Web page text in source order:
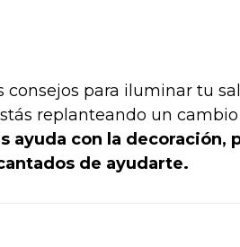
consejos para iluminar tu
replanteando un
ayuda con la decoración,
de ayudarte.